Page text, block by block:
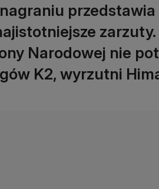
przedstawia
Narodowej nie
K2, wyrzutni